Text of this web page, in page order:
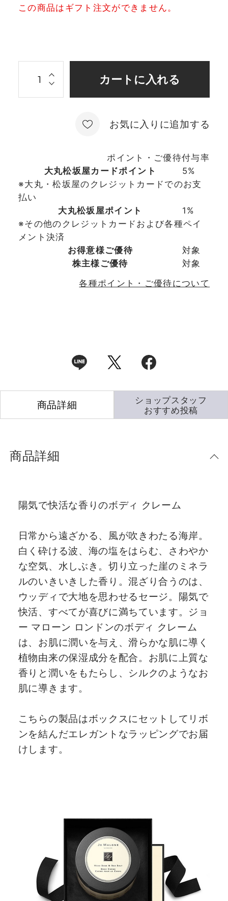
この商品はギフト注文ができません。
お気に入りに追加する
ポイント・ご優待付与率
大丸松坂屋カードポイント
5%
※大丸・松坂屋のクレジットカードでのお支
払い
大丸松坂屋ポイント
1%
※その他のクレジットカードおよび各種ペイ
メント決済
お得意様ご優待
対象
株主様ご優待
対象
各種ポイント・ご優待について
商品詳細
商品詳細
陽気で快活な香りのボディ クレーム
日常から遠ざかる、風が吹きわたる海岸。
白く砕ける波、海の塩をはらむ、さわやか
な空気、水しぶき。切り立った崖のミネラ
ルのいきいきした香り。混ざり合うのは、
ウッディで大地を思わせるセージ。陽気で
快活、すべてが喜びに満ちています。ジョ
ー マローン ロンドンのボディ クレーム
は、お肌に潤いを与え、滑らかな肌に導く
植物由来の保湿成分を配合。お肌に上質な
香りと潤いをもたらし、シルクのようなお
肌に導きます。
こちらの製品はボックスにセットしてリボ
ンを結んだエレガントなラッピングでお届
けします。
ショップスタッフ
おすすめ投稿